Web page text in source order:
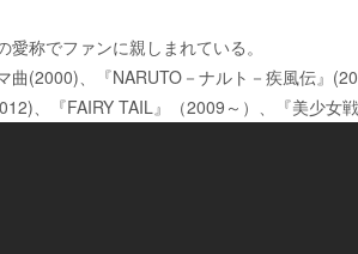
称でファンに親しまれている。
(2000)、『NARUTO－ナルト－疾風伝』
、『FAIRY TAIL』（2009～）、『美少女